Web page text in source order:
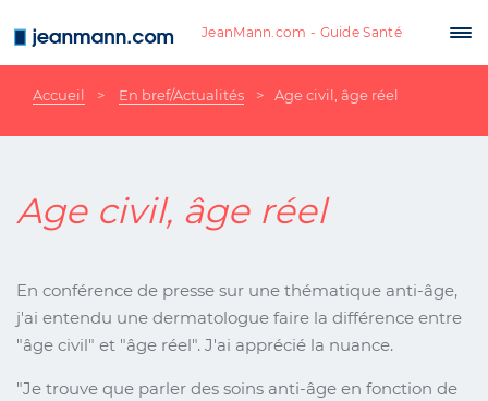
JeanMann.com - Guide Santé
Accueil En bref/Actualités Age civil, âge réel
Age civil, âge réel
En conférence de presse sur une thématique anti-âge,
j'ai entendu une dermatologue faire la différence entre
"âge civil" et "âge réel". J'ai apprécié la nuance.
"Je trouve que parler des soins anti-âge en fonction de